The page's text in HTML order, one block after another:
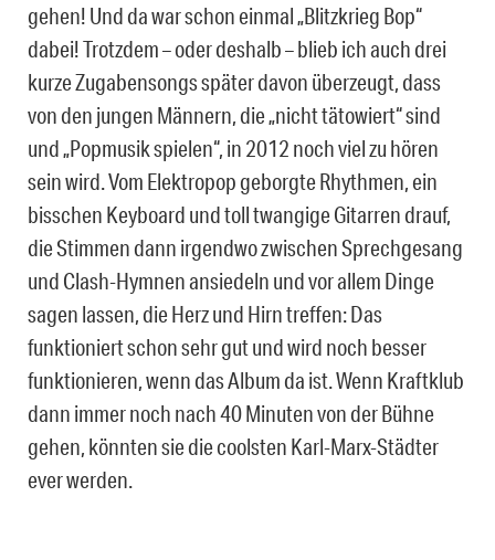
gehen! Und da war schon einmal „Blitzkrieg Bop“
dabei! Trotzdem – oder deshalb – blieb ich auch drei
kurze Zugabensongs später davon überzeugt, dass
von den jungen Männern, die „nicht tätowiert“ sind
und „Popmusik spielen“, in 2012 noch viel zu hören
sein wird. Vom Elektropop geborgte Rhythmen, ein
bisschen Keyboard und toll twangige Gitarren drauf,
die Stimmen dann irgendwo zwischen Sprechgesang
und Clash-Hymnen ansiedeln und vor allem Dinge
sagen lassen, die Herz und Hirn treffen: Das
funktioniert schon sehr gut und wird noch besser
funktionieren, wenn das Album da ist. Wenn Kraftklub
dann immer noch nach 40 Minuten von der Bühne
gehen, könnten sie die coolsten Karl-Marx-Städter
ever werden.